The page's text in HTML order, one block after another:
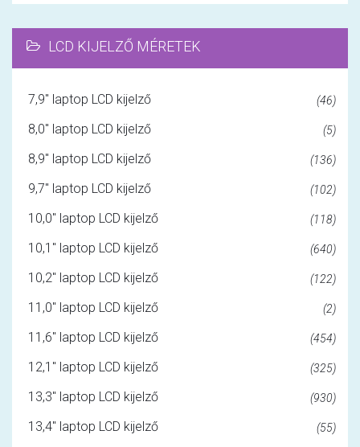
LCD KIJELZŐ MÉRETEK
7,9" laptop LCD kijelző (46)
8,0" laptop LCD kijelző (5)
8,9" laptop LCD kijelző (136)
9,7" laptop LCD kijelző (102)
10,0" laptop LCD kijelző (118)
10,1" laptop LCD kijelző (640)
10,2" laptop LCD kijelző (122)
11,0" laptop LCD kijelző (2)
11,6" laptop LCD kijelző (454)
12,1" laptop LCD kijelző (325)
13,3" laptop LCD kijelző (930)
13,4" laptop LCD kijelző (55)